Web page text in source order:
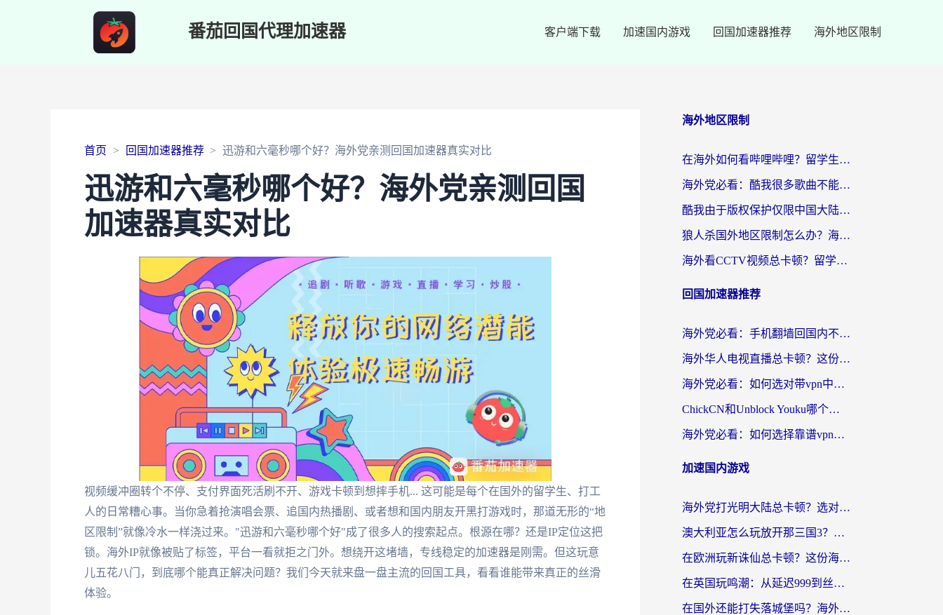
番茄回国代理加速器 客户端下载 加速国内游戏 回国加速器推荐 海外地区限制
首页 回国加速器推荐 迅游和六毫秒哪个好？海外党亲测回国加速器真实对比
迅游和六毫秒哪个好？海外党亲测回国
加速器真实对比
视频缓冲圈转个不停、支付界面死活刷不开、游戏卡顿到想摔手机... 这可能是每个在国外的留学生、打工
人的日常糟心事。当你急着抢演唱会票、追国内热播剧、或者想和国内朋友开黑打游戏时，那道无形的“地
区限制”就像冷水一样浇过来。"迅游和六毫秒哪个好"成了很多人的搜索起点。根源在哪？还是IP定位这把
锁。海外IP就像被贴了标签，平台一看就拒之门外。想绕开这堵墙，专线稳定的加速器是刚需。但这玩意
儿五花八门，到底哪个能真正解决问题？我们今天就来盘一盘主流的回国工具，看看谁能带来真正的丝滑
体验。
海外地区限制
在海外如何看哔哩哔哩？留学生亲测有效的回国加速指南
海外党必看：酷我很多歌曲不能听？一招解决优酷版权限制+B站地域问题！
酷我由于版权保护仅限中国大陆怎么办？海外党亲测有效的解锁指南
狼人杀国外地区限制怎么办？海外党亲测有效的全场景回国加速指南
海外看CCTV视频总卡顿？留学生亲测有效的回国加速器选择指南
回国加速器推荐
海外党必看：手机翻墙回国内不再难，一篇搞定无缝访问国内资源指南
海外华人电视直播总卡顿？这份回国加速器选择指南帮你无缝看国内资源
海外党必看：如何选对带vpn中国节点的加速器？无缝访问国内资源全攻略
ChickCN和Unblock Youku哪个好？海外党亲测4款热门回国加速器，附避坑指南
海外党必看：如何选择靠谱vpn加速器官网？轻松解决国内APP地区限制
加速国内游戏
海外党打光明大陆总卡顿？选对加速器才是关键！（附亲测好用的推荐）
澳大利亚怎么玩放开那三国3？海外党亲测有效的国服游戏加速指南
在欧洲玩新诛仙总卡顿？这份海外党专属加速器指南帮你解决延迟难题
在英国玩鸣潮：从延迟999到丝滑操作，我是怎么做到的？
在国外还能打失落城堡吗？海外玩家国服游戏加速终极指南（附北美玩online加速器下载技巧）